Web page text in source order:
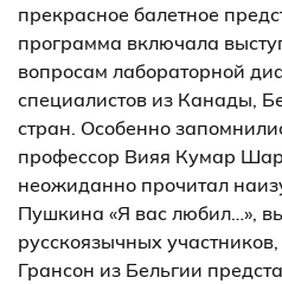
прекрасное балетное
программа включала
вопросам лабораторной
специалистов из Канады,
стран. Особенно
профессор Вияя Кумар
неожиданно прочитал
Пушкина «Я вас любил…»,
русскоязычных
Грансон из Бельгии